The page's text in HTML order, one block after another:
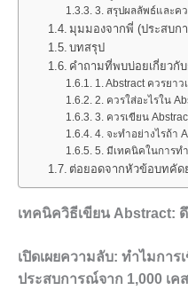
3. สรุปผลลัพธ์และค
มุมมองจากพี่ (ประสบก
บทสรุป
คำถามที่พบบ่อยเกี่ยวกั
1. Abstract ควรยาว
2. ควรใส่อะไรใน
3. ควรเขียน
4. จะทำอย่างไรถ้า
5. มีเทคนิคในการท
ต่อยอดจากหัวข้อบทคัด
เทคนิควิธีเขียน Abstract:
เปิดเผยความลับ: ทำไมกา
ประสบการณ์จาก 1,000 เคส